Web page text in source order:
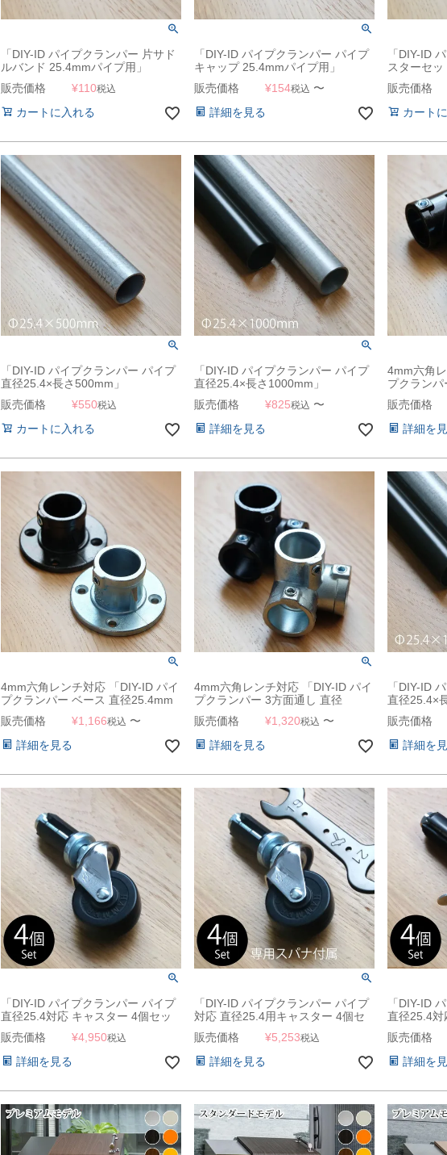
「DIY-ID パイプクランパー 片サド
ルバンド 25.4mmパイプ用」
販売価格
¥110税込
カートに入れる
「DIY-ID パイプクランパー パイプ
キャップ 25.4mmパイプ用」
販売価格
¥154税込 〜
詳細を見る
「DIY-ID
スターセッ
販売価
カート
「DIY-ID パイプクランパー パイプ
直径25.4×長さ500mm」
販売価格
¥550税込
カートに入れる
「DIY-ID パイプクランパー パイプ
直径25.4×長さ1000mm」
販売価格
¥825税込 〜
詳細を見る
4mm六角
プクラン
プ用」
販売価
詳細を
4mm六角レンチ対応 「DIY-ID パイ
プクランパー ベース 直径25.4mm
パイプ用」
販売価格 ¥1,166税込 〜
詳細を見る
4mm六角レンチ対応 「DIY-ID パイ
プクランパー 3方面通し 直径
25.4mmパイプ用」
販売価格 ¥1,320税込 〜
詳細を見る
「DIY-ID
直径25.4×
販売価
詳細を
「DIY-ID パイプクランパー パイプ
直径25.4対応 キャスター 4個セッ
ト」
販売価格 ¥4,950税込
詳細を見る
「DIY-ID パイプクランパー パイプ
対応 直径25.4用キャスター 4個セ
ット ＆ 専用スパナ（19・21mm平
型） セット」
販売価格 ¥5,253税込
詳細を見る
「DIY-ID
直径25.4対
パー付き
販売価
詳細を